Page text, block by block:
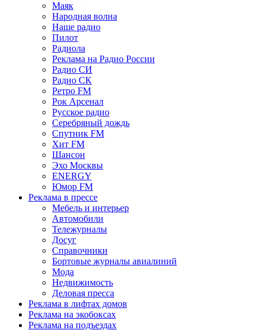
Маяк
Народная волна
Наше радио
Пилот
Радиола
Реклама на Радио России
Радио СИ
Радио СК
Ретро FM
Рок Арсенал
Русское радио
Серебряный дождь
Спутник FM
Хит FM
Шансон
Эхо Москвы
ENERGY
Юмор FM
Реклама в прессе
Мебель и интерьер
Автомобили
Тележурналы
Досуг
Справочники
Бортовые журналы авиалиний
Мода
Недвижимость
Деловая пресса
Реклама в лифтах домов
Реклама на экобоксах
Реклама на подъездах